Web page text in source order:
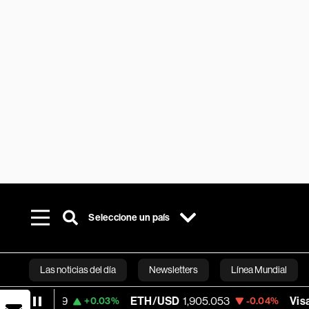
Seleccione un país
Las noticias del día Newsletters Línea Mundial
Bloomberg
ETH/USD 1,905.053 -0.04% Visa 370.47